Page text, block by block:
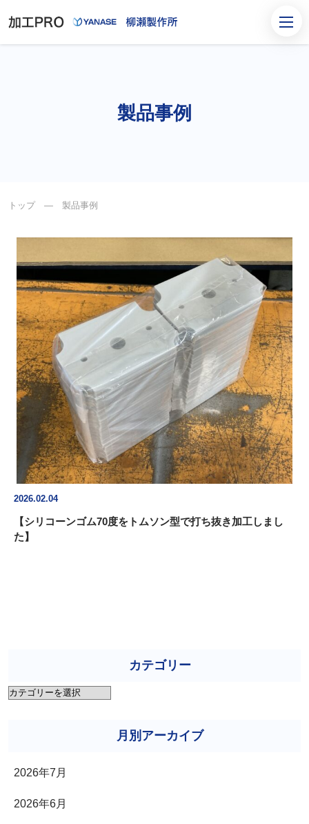
製品事例
トップ― 製品事例
2026.02.04
【シリコーンゴム70度をトムソン型で打ち抜き加工しまし
た】
カテゴリー
カ
ー
月別アーカイブ
2026年7月
2026年6月